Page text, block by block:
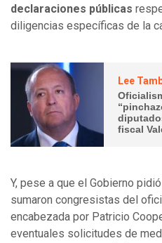
declaraciones públicas
diligencias específicas de la
Lee
fiscal
Y, pese a que el Gobierno
sumaron congresistas del
encabezada por Patricio
eventuales solicitudes de